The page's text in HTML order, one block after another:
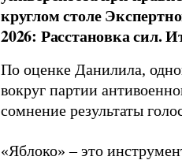
круглом столе
2026: Расстановка сил.
По оценке Данилила,
вокруг партии
сомнение результаты
«Яблоко» – это